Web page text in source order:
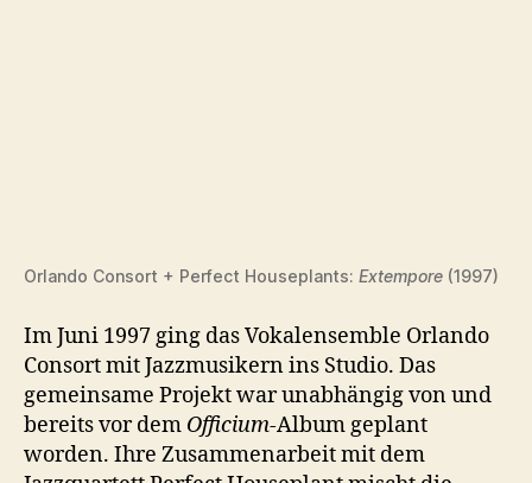
Orlando Consort + Perfect Houseplants: Extempore (1997)
Im Juni 1997 ging das Vokalensemble Orlando
Consort mit Jazzmusikern ins Studio. Das
gemeinsame Projekt war unabhängig von und
bereits vor dem Officium-Album geplant
worden. Ihre Zusammenarbeit mit dem